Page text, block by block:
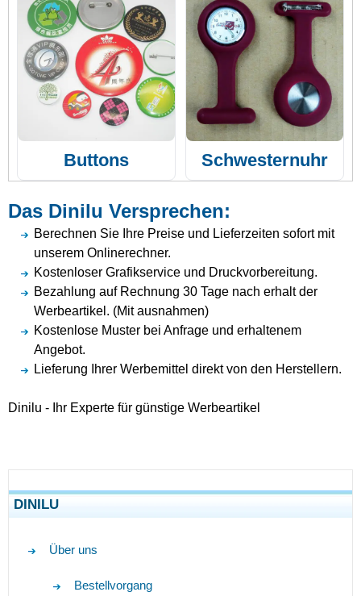
Buttons Schwesternuhr
Das Dinilu Versprechen:
Berechnen Sie Ihre Preise und Lieferzeiten sofort mit
unserem Onlinerechner.
Kostenloser Grafikservice und Druckvorbereitung.
Bezahlung auf Rechnung 30 Tage nach erhalt der
Werbeartikel. (Mit ausnahmen)
Kostenlose Muster bei Anfrage und erhaltenem
Angebot.
Lieferung Ihrer Werbemittel direkt von den Herstellern.
Dinilu - Ihr Experte für günstige Werbeartikel
DINILU
Über uns
Bestellvorgang